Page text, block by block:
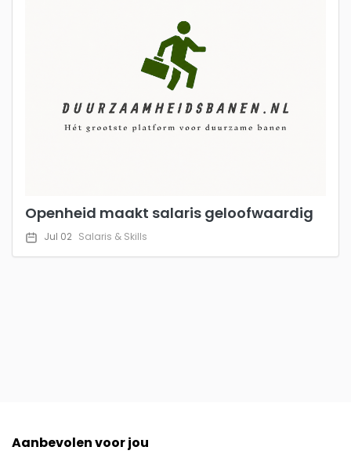
Openheid maakt salaris geloofwaardig
Jul 02 Salaris & Skills
Aanbevolen voor jou